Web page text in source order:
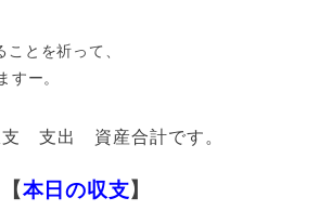
とを祈って、
すー。
支 支出 資産合計です。
【本日の収支】